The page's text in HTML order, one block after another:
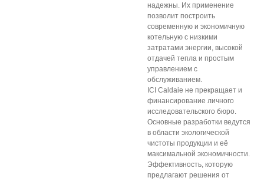
надежны. Их применение
позволит построить
современную и экономичную
котельную с низкими
затратами энергии, высокой
отдачей тепла и простым
управлением с
обслуживанием.
ICI Caldaie не прекращает и
финансирование личного
исследовательского бюро.
Основные разработки ведутся
в области экологической
чистоты продукции и её
максимальной экономичности.
Эффективность, которую
предлагают решения от